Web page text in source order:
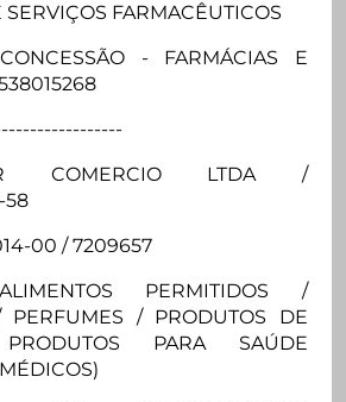
SERVIÇOS FARMACÊUTICOS
- FARMÁCIAS E
COMERCIO LTDA /
58
00 / 7209657
PERMITIDOS /
PERFUMES / PRODUTOS DE
PARA SAÚDE